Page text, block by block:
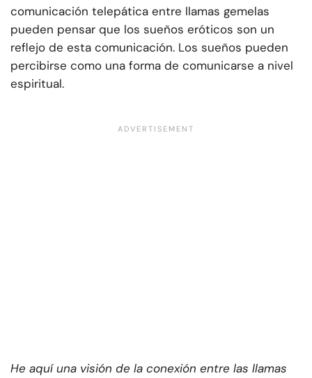
comunicación telepática entre llamas gemelas
pueden pensar que los sueños eróticos son un
reflejo de esta comunicación. Los sueños pueden
percibirse como una forma de comunicarse a nivel
espiritual.
He aquí una visión de la conexión entre las llamas